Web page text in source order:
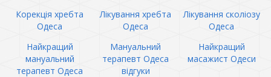
Корекція хребта
Одеса
Лікування хребта
Одеса
Лікування сколіозу
Одеса
Найкращий
мануальний
терапевт Одеса
Мануальний
терапевт Одеса
відгуки
Найкращий
масажист Одеси